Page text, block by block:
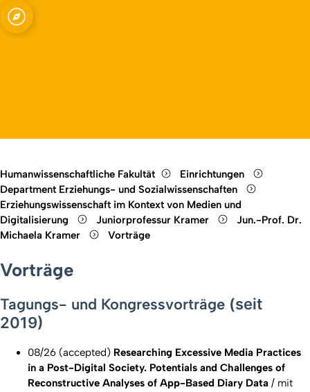
und Bildung
Open quicklink menu
Humanwissenschaftliche Fakultät
Einrichtungen
Department Erziehungs- und Sozialwissenschaften
Erziehungswissenschaft im Kontext von Medien und
Digitalisierung
Juniorprofessur Kramer
Jun.-Prof. Dr.
Michaela Kramer
Vorträge
Vorträge
Tagungs- und Kongressvorträge (seit
2019)
08/26 (accepted) Researching Excessive Media Practices
in a Post-Digital Society. Potentials and Challenges of
Reconstructive Analyses of App-Based Diary Data / mit